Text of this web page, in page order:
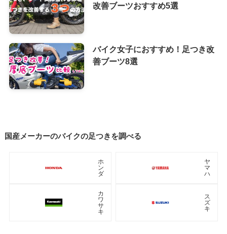
改善ブーツおすすめ5選
バイク女子におすすめ！足つき改
善ブーツ8選
国産メーカーのバイクの足つきを調べる
ホ
ン
ダ
ヤ
マ
ハ
カ
ワ
サ
キ
ス
ズ
キ